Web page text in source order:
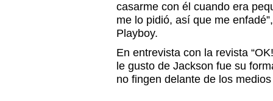
casarme con él cuando era
me lo pidió, así que me
Playboy.
En entrevista con la revista
le gusto de Jackson fue su
no fingen delante de los